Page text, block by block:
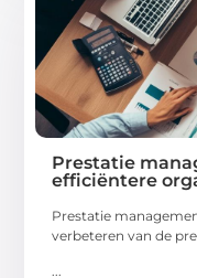
Prestatie
efficiëntere
Prestatie
verbeteren van de
...